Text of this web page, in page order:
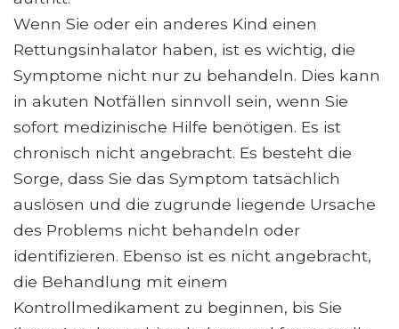
Wenn Sie oder ein anderes Kind einen
Rettungsinhalator haben, ist es wichtig, die
Symptome nicht nur zu behandeln. Dies kann
in akuten Notfällen sinnvoll sein, wenn Sie
sofort medizinische Hilfe benötigen. Es ist
chronisch nicht angebracht. Es besteht die
Sorge, dass Sie das Symptom tatsächlich
auslösen und die zugrunde liegende Ursache
des Problems nicht behandeln oder
identifizieren. Ebenso ist es nicht angebracht,
die Behandlung mit einem
Kontrollmedikament zu beginnen, bis Sie